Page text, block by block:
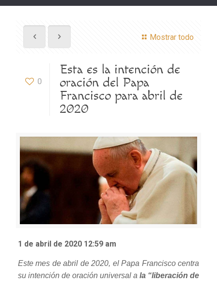
Mostrar todo
0
Esta es la intención de
oración del Papa
Francisco para abril de
2020
1 de abril de 2020 12:59 am
Este mes de abril de 2020, el Papa Francisco centra
su intención de oración universal ala “liberación de